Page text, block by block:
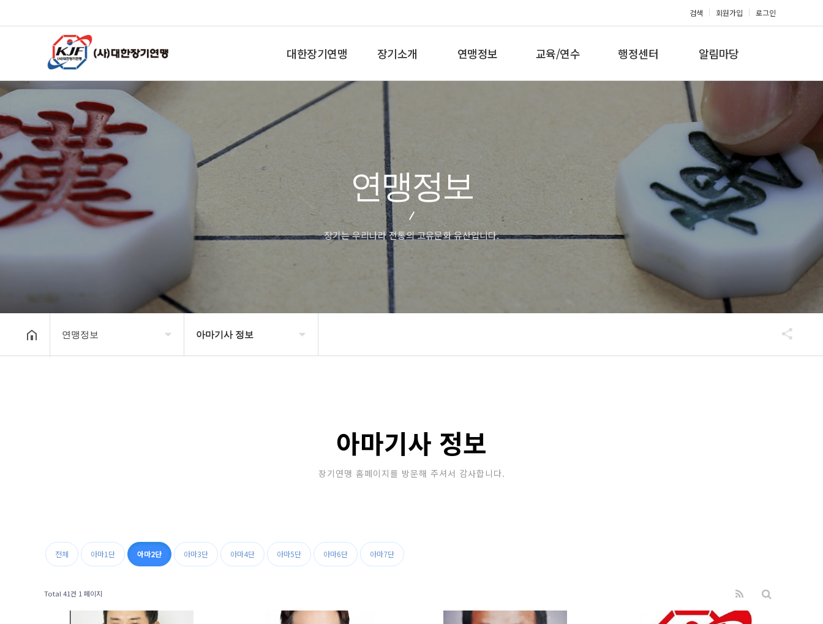
검색 회원가입 로그인
대한장기연맹
총재인사말
장기소개
장기규정/규칙
장기용어
연맹정보 교육/연수
교육/연수 일정
행정센터
아마단증신청
회원복지몰
알림마당
보도자료
포토갤러리
제휴/후원문의
연맹정보
장기는 우리나라 전통의 고유문화 유산입니다.
연맹정보 아마기사 정보
아마기사 정보
장기연맹 홈페이지를 방문해 주셔서 감사합니다.
전체 아마1단 아마2단 아마3단 아마4단 아마5단 아마6단 아마7단
Total 41건 1 페이지